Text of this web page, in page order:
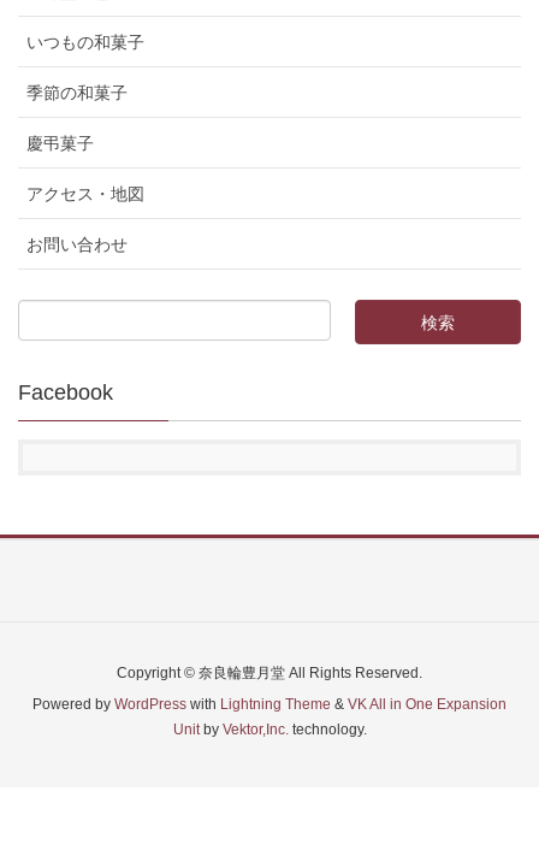
いつもの和菓子
季節の和菓子
慶弔菓子
アクセス・地図
お問い合わせ
Facebook
Copyright © 奈良輪豊月堂 All Rights Reserved.
Powered by WordPress with Lightning Theme & VK All in One Expansion
Unitby Vektor,Inc.technology.